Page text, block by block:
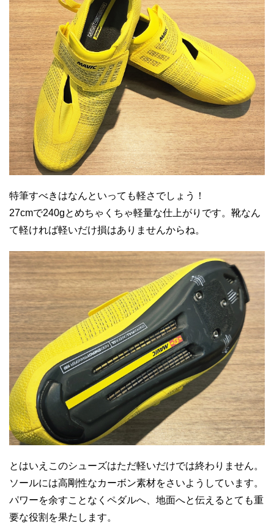
特筆すべきはなんといっても軽さでしょう！
27cmで240gとめちゃくちゃ軽量な仕上がりです。靴なん
て軽ければ軽いだけ損はありませんからね。
とはいえこのシューズはただ軽いだけでは終わりません。
ソールには高剛性なカーボン素材をさいようしています。
パワーを余すことなくペダルへ、地面へと伝えるとても重
要な役割を果たします。